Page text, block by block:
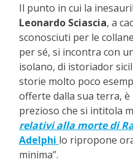
Il punto in cui la
Leonardo Sciascia, a
sconosciuti per le
per sé, si incontra con
isolano, di istoriador
storie molto poco
offerte dalla sua terra, è
prezioso che si intitola
relativi alla morte di
Adelphi lo ripropone
minima”.